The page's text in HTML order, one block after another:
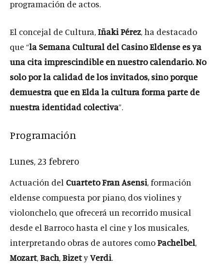
programación de actos.
El concejal de Cultura,Iñaki Pérez, ha destacado
que “la Semana Cultural del Casino Eldense es ya
una cita imprescindible en nuestro calendario. No
solo por la calidad de los invitados, sino porque
demuestra que en Elda la cultura forma parte de
nuestra identidad colectiva”.
Programación
Lunes, 23 febrero
Actuación del Cuarteto Fran Asensi, formación
eldense compuesta por piano, dos violines y
violonchelo, que ofrecerá un recorrido musical
desde el Barroco hasta el cine y los musicales,
interpretando obras de autores comoPachelbel,
Mozart,Bach,BizetyVerdi.